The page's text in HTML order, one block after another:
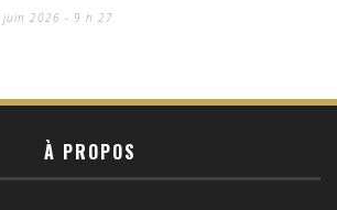
juin 2026 - 9 h 27
À PROPOS